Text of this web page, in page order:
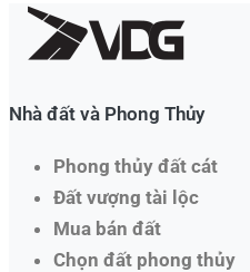
Nhà đất và Phong Thủy
Phong thủy đất cát
Đất vượng tài lộc
Mua bán đất
Chọn đất phong thủy